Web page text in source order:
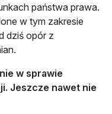
państwa prawa.
w tym zakresie
dziś opór z
w sprawie
Jeszcze nawet nie